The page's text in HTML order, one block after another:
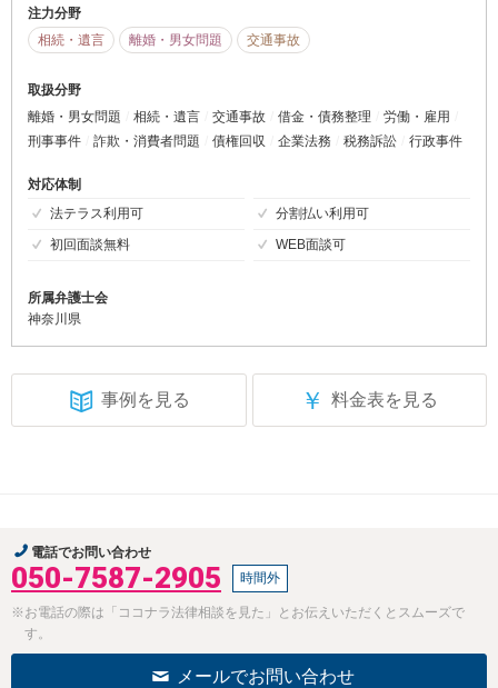
注力分野
相続・遺言
離婚・男女問題 交通事故
取扱分野
離婚・男女問題
相続・遺言 交通事故 借金・債務整理
労働・雇用
刑事事件
詐欺・消費者問題 債権回収 企業法務 税務訴訟 行政事件
対応体制
法テラス利用可
分割払い利用可
初回面談無料
WEB面談可
所属弁護士会
神奈川県
事例を見る ￥ 料金表を見る
電話でお問い合わせ
050-7587-2905 時間外
※お電話の際は「ココナラ法律相談を見た」とお伝えいただくとスムーズで
す。
メールでお問い合わせ